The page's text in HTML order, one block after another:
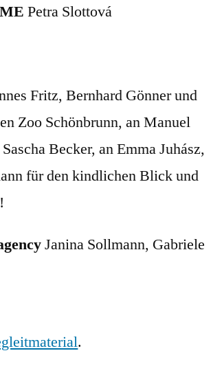
Petra Slottová
Fritz, Bernhard Gönner und
Zoo Schönbrunn, an Manuel
Becker, an Emma Juhász,
für den kindlichen Blick und
Janina Sollmann, Gabriele
.